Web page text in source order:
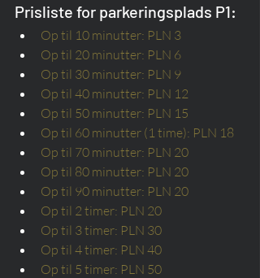
Prisliste for parkeringsplads P1:
Op til 10 minutter: PLN 3
Op til 20 minutter: PLN 6
Op til 30 minutter: PLN 9
Op til 40 minutter: PLN 12
Op til 50 minutter: PLN 15
Op til 60 minutter (1 time): PLN 18
Op til 70 minutter: PLN 20
Op til 80 minutter: PLN 20
Op til 90 minutter: PLN 20
Op til 2 timer: PLN 20
Op til 3 timer: PLN 30
Op til 4 timer: PLN 40
Op til 5 timer: PLN 50